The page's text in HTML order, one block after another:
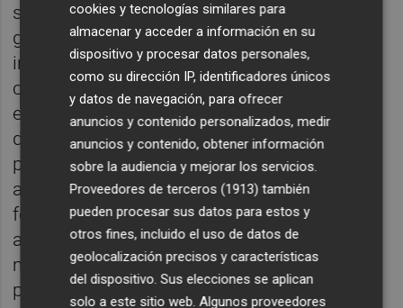
situaciones de riesgo o accidentes, en
garantizar la seguridad en caso de
inclemencias meteorológicas o de atender
cualquier otra urgencia o necesidad". Es por
ello, "que merecen toda la atención que
deseamos que se traduzca en hechos,
porque en el parque de bomberos de Nules
anunciaron una inversión para 2022 que a
fecha de hoy todavía no han ejecutado y
ahora anuncian una para Oropesa que
mucho nos tememos que sea de nuevo
propaganda".
cookies y tecnologías similares para
almacenar y acceder a información en su
dispositivo y procesar datos personales,
como su dirección IP, identificadores únicos
y datos de navegación, para ofrecer
anuncios y contenido personalizados, medir
anuncios y contenido, obtener información
sobre la audiencia y mejorar los servicios.
Proveedores de terceros (1913) también
pueden procesar sus datos para estos y
otros fines, incluido el uso de datos de
geolocalización precisos y características
del dispositivo. Sus elecciones se aplican
solo a este sitio web. Algunos proveedores